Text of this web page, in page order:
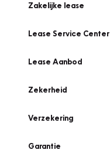
Zakelijke lease
Lease Service Center
Lease Aanbod
Zekerheid
Verzekering
Garantie